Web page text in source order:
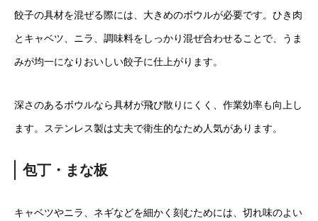
餃子の具材を混ぜる際には、大きめのボウルが必要です。ひき肉
とキャベツ、ニラ、調味料をしっかり混ぜ合わせることで、うま
みが均一になりおいしい餃子に仕上がります。
深さのあるボウルなら具材が飛び散りにくく、作業効率も向上し
ます。ステンレス製は丈夫で衛生的なため人気があります。
包丁・まな板
キャベツやニラ、ネギなどを細かく刻むためには、切れ味のよい